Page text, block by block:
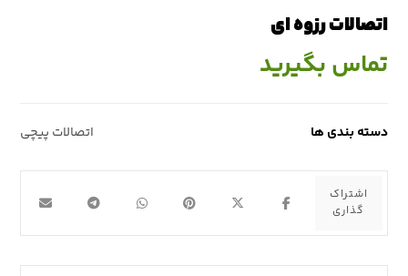
اتصالات رزوه ای
تماس بگیرید
دسته بندی ها اتصالات پيچي